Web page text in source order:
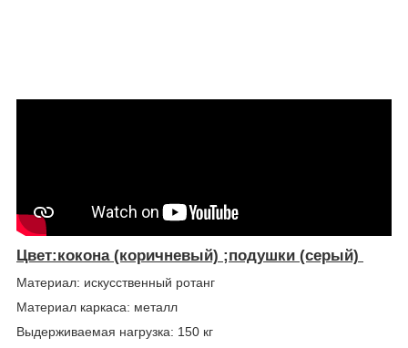
Цвет:кокона (коричневый) ;подушки (серый)
Материал: искусственный ротанг
Материал каркаса: металл
Выдерживаемая нагрузка: 150 кг